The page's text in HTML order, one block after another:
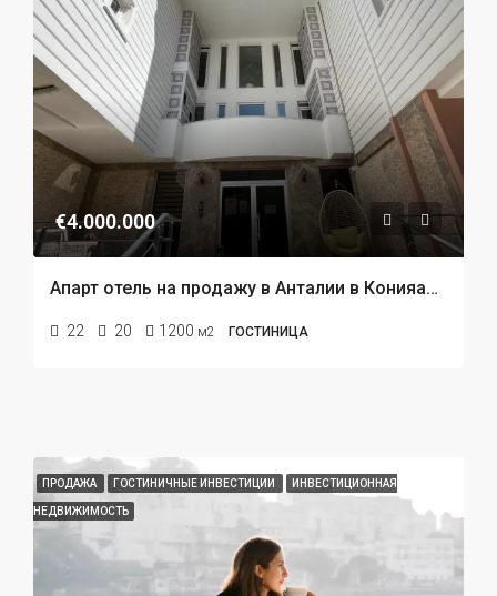
€4.000.000
Апарт отель на продажу в Анталии в Конияалты
22 20 1200 м2 ГОСТИНИЦА
ПРОДАЖА ГОСТИНИЧНЫЕ ИНВЕСТИЦИИ ИНВЕСТИЦИОННАЯ
НЕДВИЖИМОСТЬ